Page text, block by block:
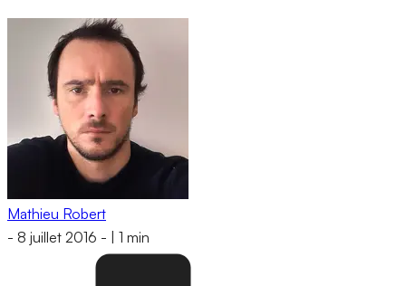
Mathieu Robert
- 8 juillet 2016 - 1 min